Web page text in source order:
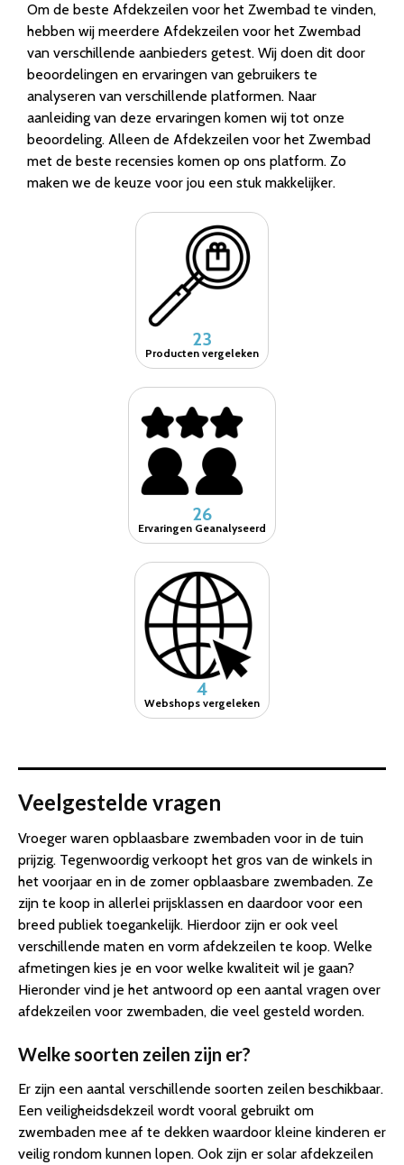
Om de beste Afdekzeilen voor het Zwembad te vinden,
hebben wij meerdere Afdekzeilen voor het Zwembad
van verschillende aanbieders getest. Wij doen dit door
beoordelingen en ervaringen van gebruikers te
analyseren van verschillende platformen. Naar
aanleiding van deze ervaringen komen wij tot onze
beoordeling. Alleen de Afdekzeilen voor het Zwembad
met de beste recensies komen op ons platform. Zo
maken we de keuze voor jou een stuk makkelijker.
23
Producten vergeleken
26
Ervaringen Geanalyseerd
4
Webshops vergeleken
Veelgestelde vragen
Vroeger waren opblaasbare zwembaden voor in de tuin
prijzig. Tegenwoordig verkoopt het gros van de winkels in
het voorjaar en in de zomer opblaasbare zwembaden. Ze
zijn te koop in allerlei prijsklassen en daardoor voor een
breed publiek toegankelijk. Hierdoor zijn er ook veel
verschillende maten en vorm afdekzeilen te koop. Welke
afmetingen kies je en voor welke kwaliteit wil je gaan?
Hieronder vind je het antwoord op een aantal vragen over
afdekzeilen voor zwembaden, die veel gesteld worden.
Welke soorten zeilen zijn er?
Er zijn een aantal verschillende soorten zeilen beschikbaar.
Een veiligheidsdekzeil wordt vooral gebruikt om
zwembaden mee af te dekken waardoor kleine kinderen er
veilig rondom kunnen lopen. Ook zijn er solar afdekzeilen